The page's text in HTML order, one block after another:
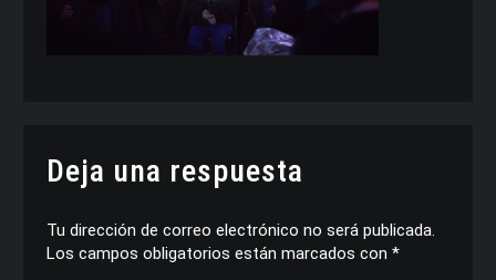
Deja una respuesta
Tu dirección de correo electrónico no será publicada.
Los campos obligatorios están marcados con *